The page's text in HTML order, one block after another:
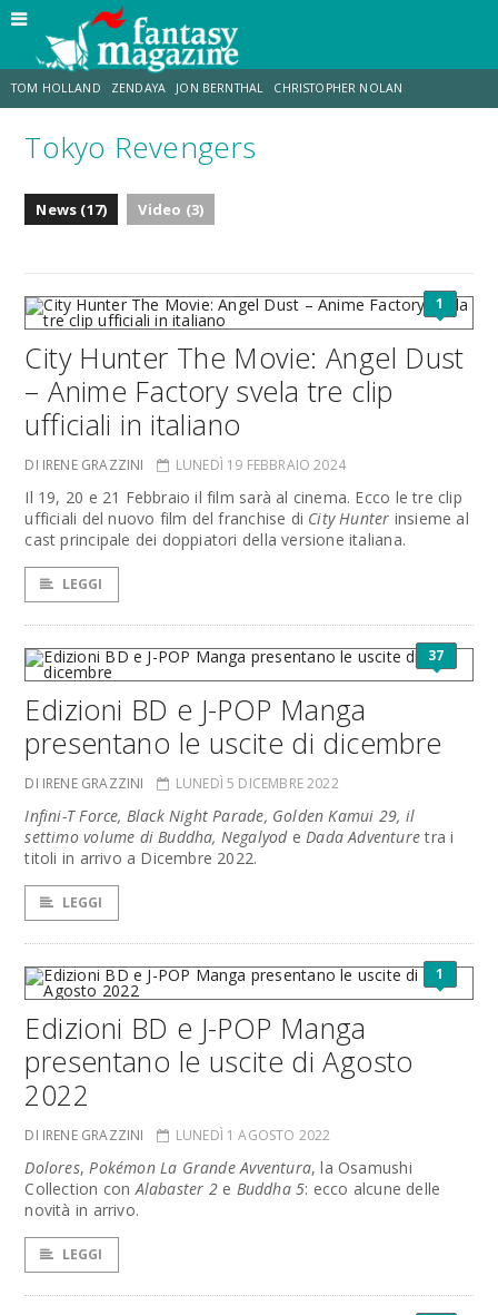
TOM HOLLAND ZENDAYA JON BERNTHAL CHRISTOPHER NOLAN
STRANIMONDI LUCCA COMICS & GAMES
Tokyo Revengers
News (17) Video (3)
1
City Hunter The Movie: Angel Dust
– Anime Factory svela tre clip
ufficiali in italiano
DI IRENE GRAZZINI LUNEDÌ 19 FEBBRAIO 2024
Il 19, 20 e 21 Febbraio il film sarà al cinema. Ecco le tre clip
ufficiali del nuovo film del franchise di City Hunter insieme al
cast principale dei doppiatori della versione italiana.
LEGGI
37
Edizioni BD e J-POP Manga
presentano le uscite di dicembre
DI IRENE GRAZZINI LUNEDÌ 5 DICEMBRE 2022
Infini-T Force, Black Night Parade, Golden Kamui 29, il
settimo volume di Buddha, Negalyod eDada Adventuretra i
titoli in arrivo a Dicembre 2022.
LEGGI
1
Edizioni BD e J-POP Manga
presentano le uscite di Agosto
2022
DI IRENE GRAZZINI LUNEDÌ 1 AGOSTO 2022
Dolores,Pokémon La Grande Avventura, la Osamushi
Collection conAlabaster 2e Buddha 5: ecco alcune delle
novità in arrivo.
LEGGI